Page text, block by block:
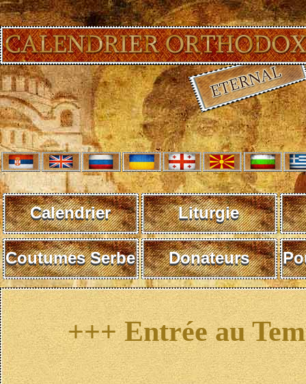
Calendrier Liturgie
Coutumes Serbe Donateurs
+++ Entrée au